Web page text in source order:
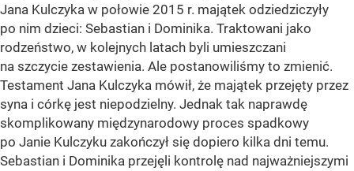
Jana Kulczyka w połowie 2015 r. majątek odziedziczyły
po nim dzieci: Sebastian i Dominika. Traktowani jako
rodzeństwo, w kolejnych latach byli umieszczani
na szczycie zestawienia. Ale postanowiliśmy to zmienić.
Testament Jana Kulczyka mówił, że majątek przejęty przez
syna i córkę jest niepodzielny. Jednak tak naprawdę
skomplikowany międzynarodowy proces spadkowy
po Janie Kulczyku zakończył się dopiero kilka dni temu.
Sebastian i Dominika przejęli kontrolę nad najważniejszymi